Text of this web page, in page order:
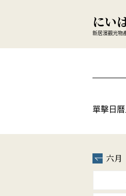
にい
新居濱觀光物
單擊日
六月